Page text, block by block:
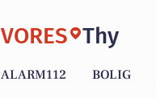
VORES Thy
ALARM112 BOLIG